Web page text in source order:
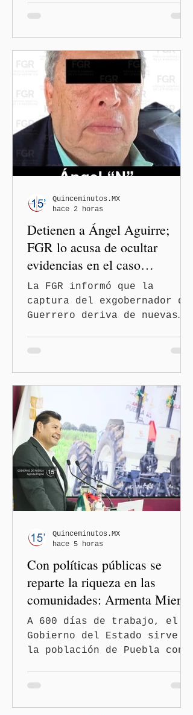
de Puebla (FGE) sostuvo una
reunión de trabajo con
organizaciones nacionales e
internacionales dedicadas a
la defensa de la libertad
de expresión y la
protección de periodistas.
Detienen a Ángel Aguirre;
FGR lo acusa de ocultar
evidencias en el caso
Ayotzinapa
La FGR informó que la
captura del exgobernador de
Guerrero deriva de nuevas
México. (Quinceminutos.MX).
—La Fiscalía General de la
República (FGR) informó
este jueves la detención
del exgobernador de
Guerrero, Ángel "N", por su
presunta participación en
el ocultamiento de
evidencias relacionadas con
la desaparición de los 43
Normal Rural "Raúl Isidro
Burgos" de Ayotzinapa. A
través
Quinceminutos.MX
hace 2 horas
Con políticas públicas se
reparte la riqueza en las
comunidades: Armenta Mier
A 600 días de trabajo, el
Gobierno del Estado sirve a
la población de Puebla con
pública heredada del Museo
Quinceminutos.MX
hace 5 horas